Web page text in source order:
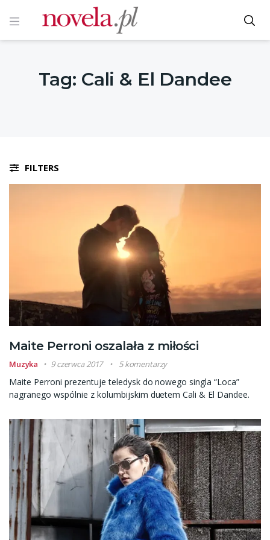
Tag: Cali & El Dandee
FILTERS
Maite Perroni oszalała z miłości
Muzyka 9 czerwca 2017 5 komentarzy
Maite Perroni prezentuje teledysk do nowego singla “Loca”
nagranego wspólnie z kolumbijskim duetem Cali & El Dandee.